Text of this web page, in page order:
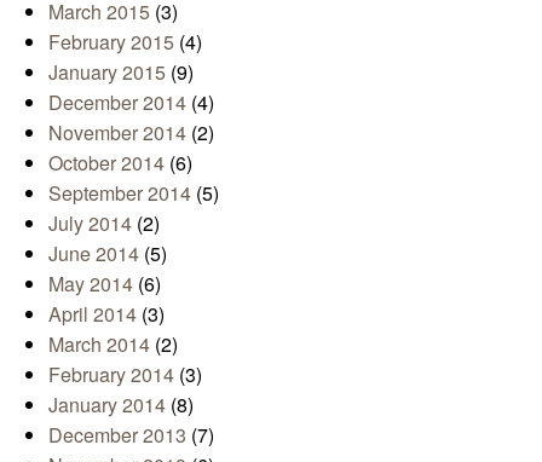
March 2015 (3)
February 2015 (4)
January 2015 (9)
December 2014 (4)
November 2014 (2)
October 2014 (6)
September 2014 (5)
July 2014 (2)
June 2014 (5)
May 2014 (6)
April 2014 (3)
March 2014 (2)
February 2014 (3)
January 2014 (8)
December 2013 (7)